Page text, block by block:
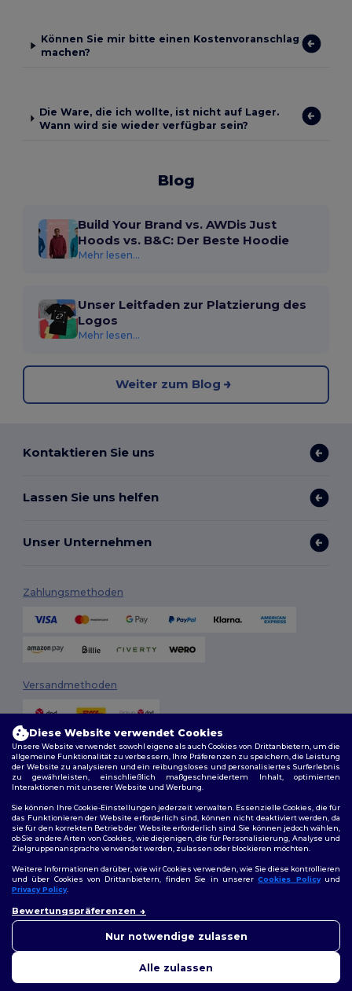
Können Sie mir bitte einen Kostenvoranschlag
machen?
Die Ware, die ich wollte, ist nicht auf Lager.
Wann wird sie wieder verfügbar sein?
Blog
Build Your Brand vs. AWDis Just
Hoods vs. B&C: Der Beste Hoodie
Mehr lesen...
Unser Leitfaden zur Platzierung des
Logos
Mehr lesen...
Weiter zum Blog
Kontaktieren Sie uns
Lassen Sie uns helfen
Unser Unternehmen
Zahlungsmethoden
Versandmethoden
Allgemeine Geschäftsbedingungen|Personalisierungsrichtlinien
|
Datenschutzbestimmungen
Berlin|Hamburg|München|Köln|Frankfurt|Essen|Dortmund|
|Bremen
Diese Website verwendet Cookies
Unsere Website verwendet sowohl eigene als auch Cookies von Drittanbietern, um die
allgemeine Funktionalität zu verbessern, Ihre Präferenzen zu speichern, die Leistung
der Website zu analysieren und ein reibungsloses und personalisiertes Surferlebnis
zu gewährleisten, einschließlich maßgeschneidertem Inhalt, optimierten
Interaktionen mit unserer Website und Werbung.
Sie können Ihre Cookie-Einstellungen jederzeit verwalten. Essenzielle Cookies, die für
das Funktionieren der Website erforderlich sind, können nicht deaktiviert werden, da
sie für den korrekten Betrieb der Website erforderlich sind. Sie können jedoch wählen,
ob Sie andere Arten von Cookies, wie diejenigen, die für Personalisierung, Analyse und
Zielgruppenansprache verwendet werden, zulassen oder blockieren möchten.
Weitere Informationen darüber, wie wir Cookies verwenden, wie Sie diese kontrollieren
und über Cookies von Drittanbietern, finden Sie in unsererCookies Policyund
Privacy Policy.
Bewertungspräferenzen
Nur notwendige zulassen
Alle zulassen
uns jederzeit kontaktieren.
Ihnen zu helfen.